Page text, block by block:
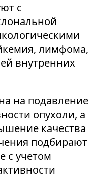
с
лимфома,
внутренних
на подавление
опухоли, а
качества
подбирают
с учетом